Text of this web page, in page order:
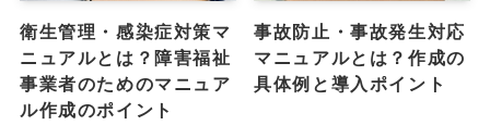
衛生管理・感染症対策マ
ニュアルとは？障害福祉
事業者のためのマニュア
ル作成のポイント
事故防止・事故発生対応
マニュアルとは？作成の
具体例と導入ポイント